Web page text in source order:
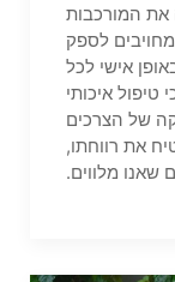
המורכבות
מחויבים לספק
אישי לכל
איכותי
של הצרכים
את רווחתו,
שאנו מלווים.